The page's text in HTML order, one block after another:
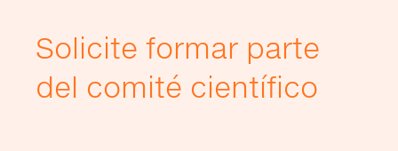
Solicite formar parte
del comité científico